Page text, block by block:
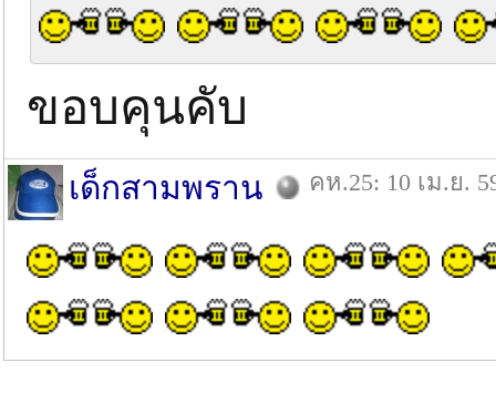
ขอบคุนคับ
เด็กสามพราน คห.25: 10 เม.ย.